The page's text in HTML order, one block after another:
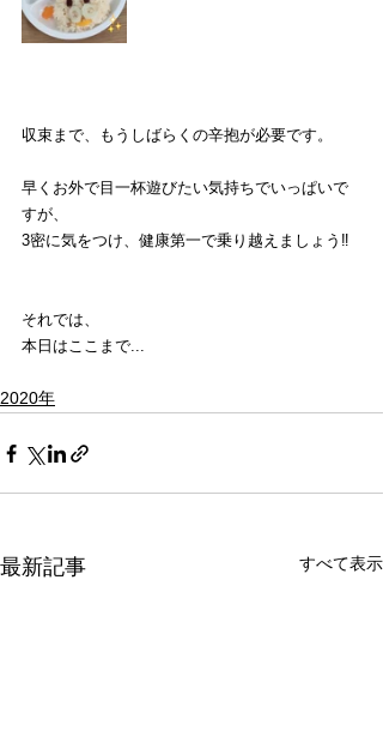
収束まで、もうしばらくの辛抱が必要です。
早くお外で目一杯遊びたい気持ちでいっぱいで
すが、
3密に気をつけ、健康第一で乗り越えましょう‼️
それでは、
本日はここまで...
2020年
最新記事 すべて表示